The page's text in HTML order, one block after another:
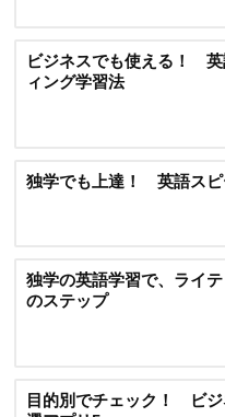
ビジネスでも使える！ 英
ィング学習法
独学でも上達！ 英語スピ
独学の英語学習で、ライ
のステップ
目的別でチェック！ ビ